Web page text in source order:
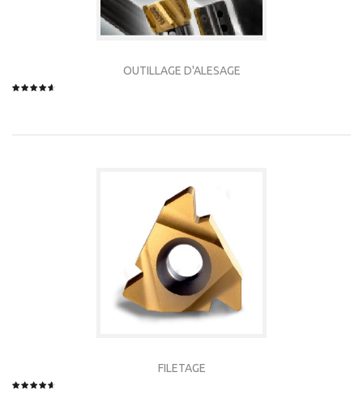
OUTILLAGE D'ALESAGE
FILETAGE